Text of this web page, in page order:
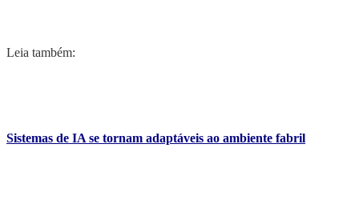
Leia também:
Sistemas de IA se tornam adaptáveis ao ambiente fabril